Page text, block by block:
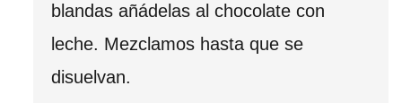
blandas añádelas al chocolate con
leche. Mezclamos hasta que se
disuelvan.